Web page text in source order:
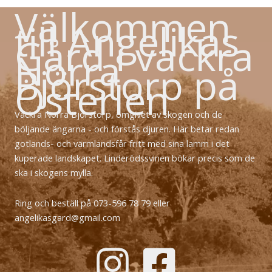
Välkommen
till Angelikas
Gård i vackra
Norra
Björstorp på
Österlen
Vackra Norra Björstorp, omgivet av skogen och de
böljande ängarna - och förstås djuren. Här betar redan
gotlands- och värmlandsfår fritt med sina lamm i det
kuperade landskapet. Linderödssvinen bökar precis som de
ska i skogens mylla.
Ring och beställ på 073-596 78 79 eller
angelikasgard@gmail.com